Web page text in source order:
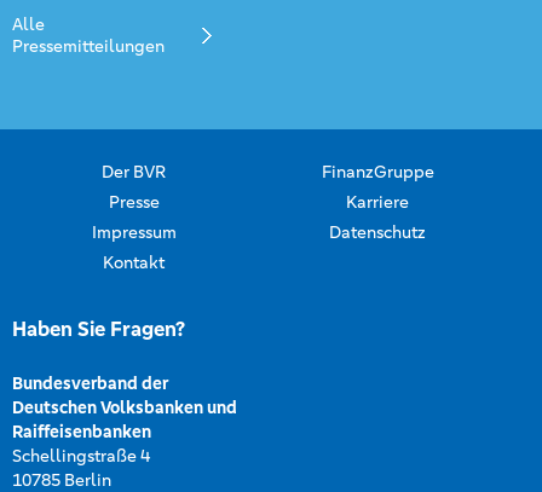
Alle
Pressemitteilungen
Der BVR
FinanzGruppe
Presse
Karriere
Impressum
Datenschutz
Kontakt
Haben Sie Fragen?
Bundesverband der
Deutschen Volksbanken und
Raiffeisenbanken
Schellingstraße 4
10785 Berlin